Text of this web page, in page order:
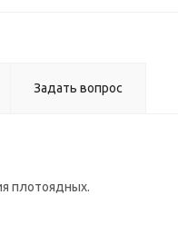
Задать вопрос
плотоядных.